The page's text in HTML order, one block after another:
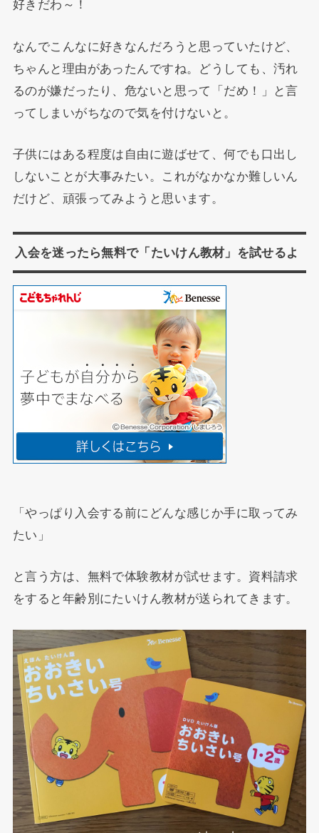
好きだわ～！
なんでこんなに好きなんだろうと思っていたけど、
ちゃんと理由があったんですね。どうしても、汚れ
るのが嫌だったり、危ないと思って「だめ！」と言
ってしまいがちなので気を付けないと。
子供にはある程度は自由に遊ばせて、何でも口出し
しないことが大事みたい。これがなかなか難しいん
だけど、頑張ってみようと思います。
入会を迷ったら無料で「たいけん教材」を試せるよ
「やっぱり入会する前にどんな感じか手に取ってみ
たい」
と言う方は、無料で体験教材が試せます。資料請求
をすると年齢別にたいけん教材が送られてきます。